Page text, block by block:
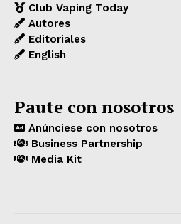
Club Vaping Today
Autores
Editoriales
English
Paute con nosotros
Anúnciese con nosotros
Business Partnership
Media Kit